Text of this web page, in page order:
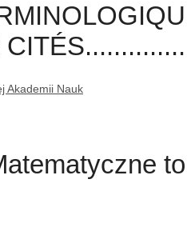
Akademii Nauk